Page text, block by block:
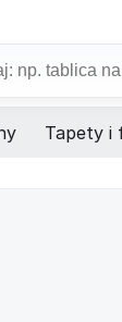
Tapety i